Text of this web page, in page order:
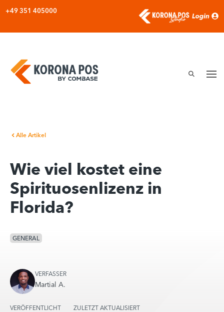
+49 351 405000
Alle Artikel
Wie viel kostet eine
Spirituosenlizenz in
Florida?
GENERAL
VERFASSER
Martial A.
VERÖFFENTLICHT ZULETZT AKTUALISIERT